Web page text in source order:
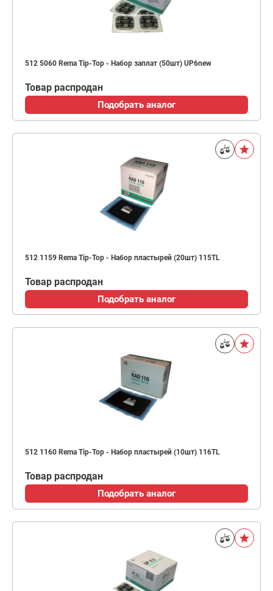
512 5060 Rema Tip-Top - Набор заплат (50шт) UP6new
Товар распродан
Подобрать аналог
512 1159 Rema Tip-Top - Набор пластырей (20шт) 115TL
Товар распродан
Подобрать аналог
512 1160 Rema Tip-Top - Набор пластырей (10шт) 116TL
Товар распродан
Подобрать аналог